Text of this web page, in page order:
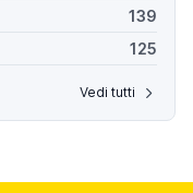
139
125
Vedi tutti